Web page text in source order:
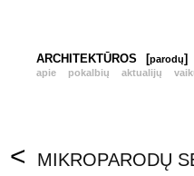
ARCHITEKTŪROS
[parodų]
apie pokalbių aktualijų
<
MIKROPARODŲ